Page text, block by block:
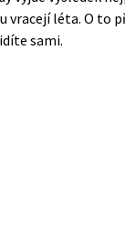
vracejí léta. O to
sami.